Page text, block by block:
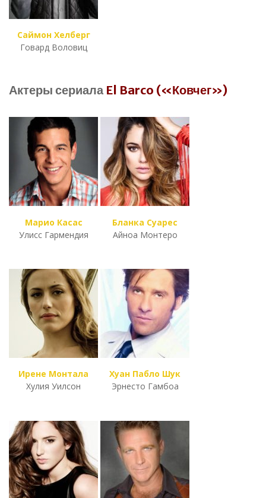
Саймон Хелберг
Говард Воловиц
Актеры сериала El Barco («Ковчег»)
Марио Касас
Улисс Гармендия
Бланка Суарес
Айноа Монтеро
Ирене Монтала
Хулия Уилсон
Хуан Пабло Шук
Эрнесто Гамбоа